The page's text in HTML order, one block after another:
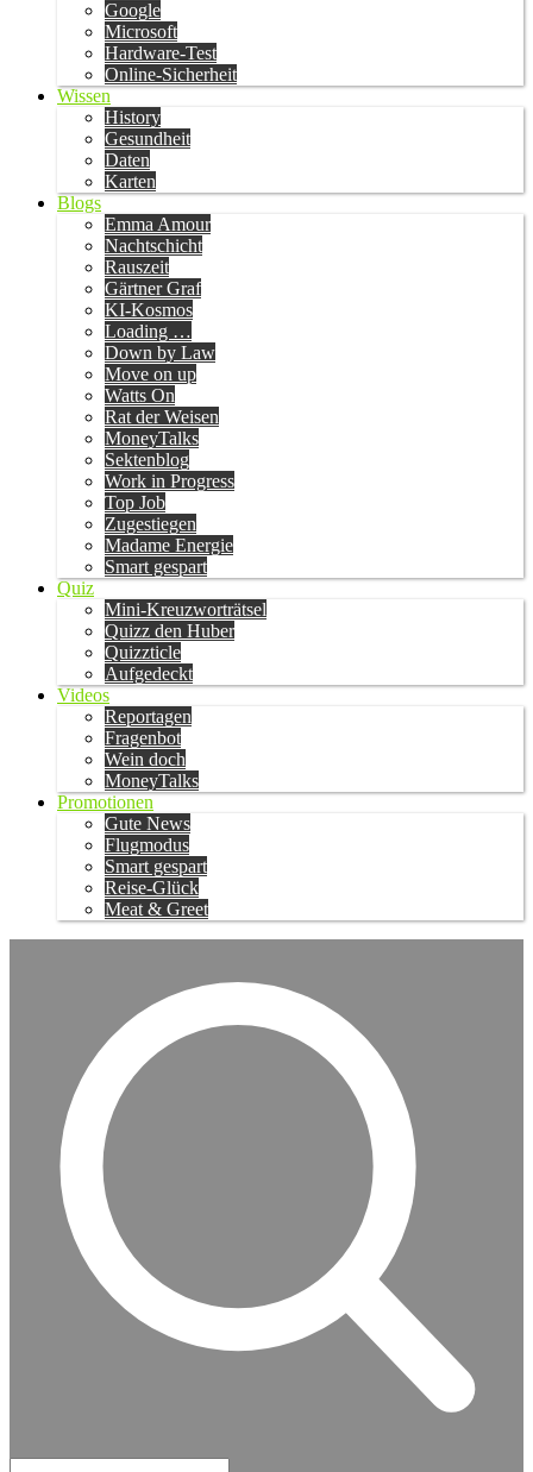
Google
Microsoft
Hardware-Test
Online-Sicherheit
Wissen
History
Gesundheit
Daten
Karten
Blogs
Emma Amour
Nachtschicht
Rauszeit
Gärtner Graf
KI-Kosmos
Loading …
Down by Law
Move on up
Watts On
Rat der Weisen
MoneyTalks
Sektenblog
Work in Progress
Top Job
Zugestiegen
Madame Energie
Smart gespart
Quiz
Mini-Kreuzworträtsel
Quizz den Huber
Quizzticle
Aufgedeckt
Videos
Reportagen
Fragenbot
Wein doch
MoneyTalks
Promotionen
Gute News
Flugmodus
Smart gespart
Reise-Glück
Meat & Greet